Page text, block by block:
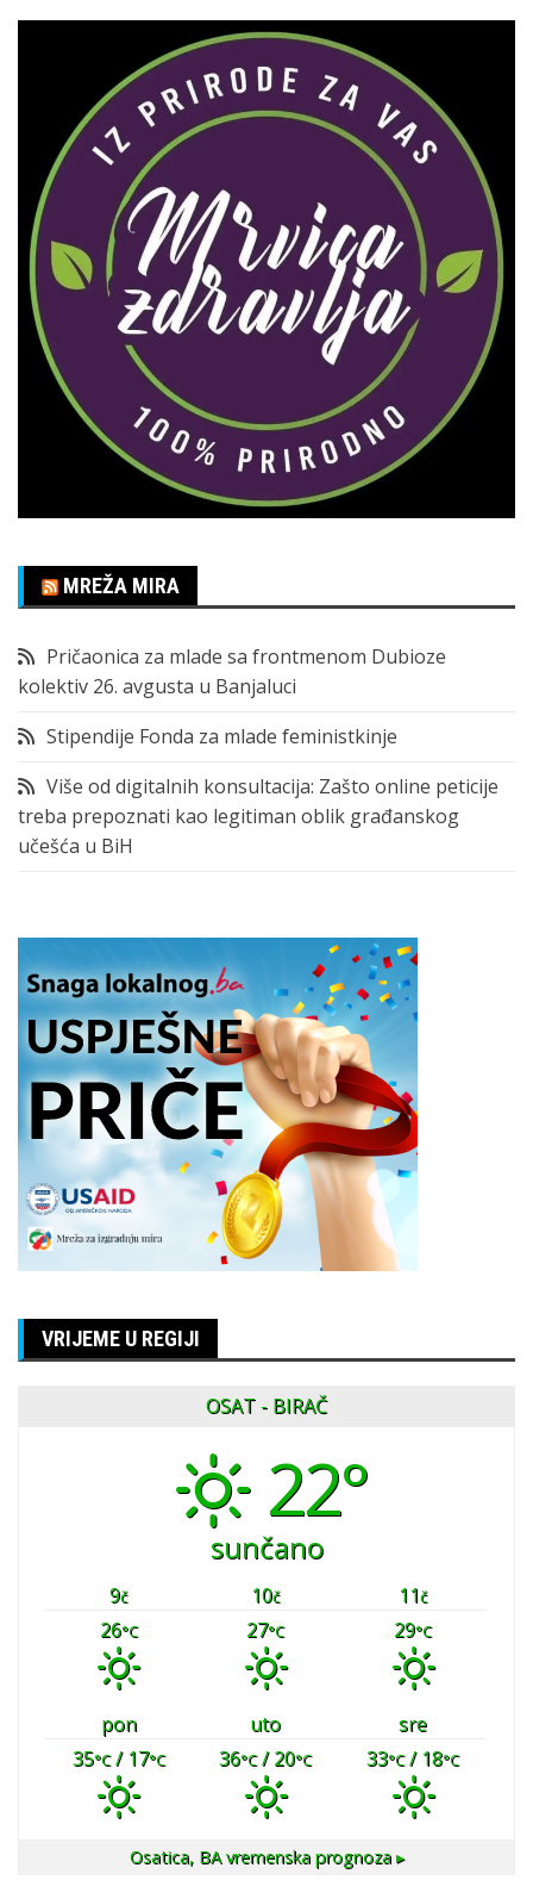
MREŽA MIRA
Pričaonica za mlade sa frontmenom Dubioze
kolektiv 26. avgusta u Banjaluci
Stipendije Fonda za mlade feministkinje
Više od digitalnih konsultacija: Zašto online peticije
treba prepoznati kao legitiman oblik građanskog
učešća u BiH
VRIJEME U REGIJI
OSAT - BIRAČ
22°
sunčano
9č 10č 11č
26°C 27°C 29°C
pon uto
sre
35°C/ 17°C 36°C/ 20°C 33°C/ 18°C
Osatica, BAvremenska prognoza ▸